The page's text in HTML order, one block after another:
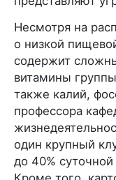
Несмотря на
о низкой
содержит
витамины
также калий,
профессора
один крупный
до 40%